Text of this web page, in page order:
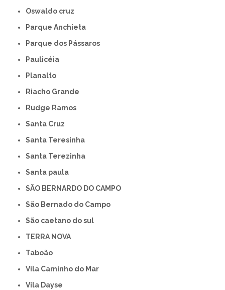
Oswaldo cruz
Parque Anchieta
Parque dos Pássaros
Paulicéia
Planalto
Riacho Grande
Rudge Ramos
Santa Cruz
Santa Teresinha
Santa Terezinha
Santa paula
SÃO BERNARDO DO CAMPO
São Bernado do Campo
São caetano do sul
TERRA NOVA
Taboão
Vila Caminho do Mar
Vila Dayse